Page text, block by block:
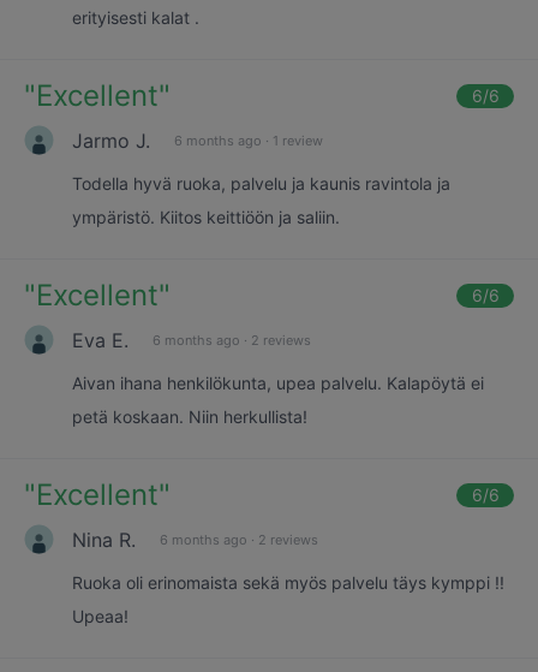
erityisesti kalat .
"Excellent" 6/6
Jarmo J. 6 months ago · 1 review
Todella hyvä ruoka, palvelu ja kaunis ravintola ja
ympäristö. Kiitos keittiöön ja saliin.
"Excellent" 6/6
Eva E. 6 months ago · 2 reviews
Aivan ihana henkilökunta, upea palvelu. Kalapöytä ei
petä koskaan. Niin herkullista!
"Excellent" 6/6
Nina R. 6 months ago · 2 reviews
Ruoka oli erinomaista sekä myös palvelu täys kymppi !!
Upeaa!